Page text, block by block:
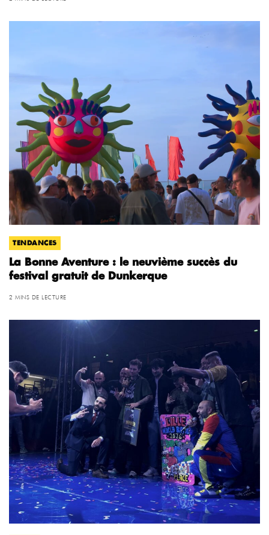
TENDANCES
La Bonne Aventure : le neuvième succès du
festival gratuit de Dunkerque
2 MINS DE LECTURE